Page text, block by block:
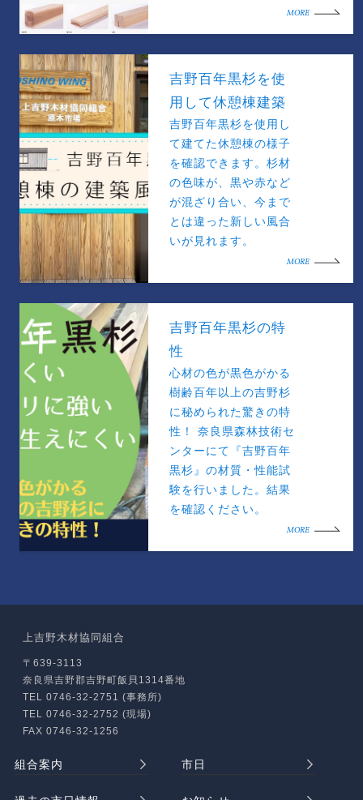
MORE
吉野百年黒杉を使
用して休憩棟建築
吉野百年黒杉を使用し
て建てた休憩棟の様子
を確認できます。杉材
の色味が、黒や赤など
が混ざり合い、今まで
とは違った新しい風合
いが見れます。
MORE
吉野百年黒杉の特
性
心材の色が黒色がかる
樹齢百年以上の吉野杉
に秘められた驚きの特
性！ 奈良県森林技術セ
ンターにて『吉野百年
黒杉』の材質・性能試
験を行いました。結果
を確認ください。
MORE
上吉野木材協同組合
〒639-3113
奈良県吉野郡吉野町飯貝1314番地
TEL 0746-32-2751 (事務所)
TEL 0746-32-2752 (現場)
FAX 0746-32-1256
組合案内 市日